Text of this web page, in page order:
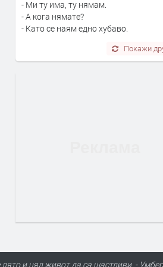
- Ми ту има, ту нямам.
- А кога нямате?
- Като се наям едно хубаво.
Покажи
и цял живот да са щастливи. -